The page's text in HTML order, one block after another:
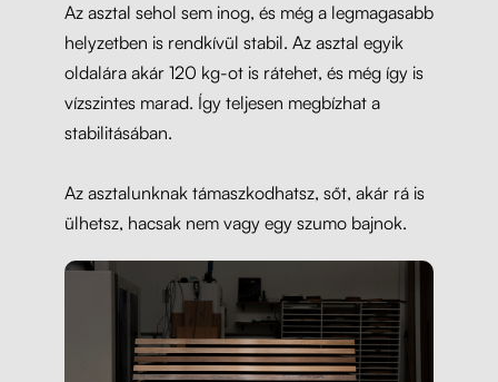
Az asztal sehol sem inog, és még a legmagasabb
helyzetben is rendkívül stabil. Az asztal egyik
oldalára akár 120 kg-ot is rátehet, és még így is
vízszintes marad. Így teljesen megbízhat a
stabilitásában.
Az asztalunknak támaszkodhatsz, sőt, akár rá is
ülhetsz, hacsak nem vagy egy szumo bajnok.